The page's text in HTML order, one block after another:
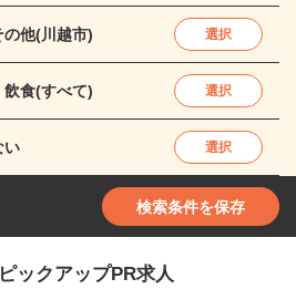
の他(川越市) 選択
飲食(すべて) 選択
い 選択
検索条件を保存
ックアップPR求人